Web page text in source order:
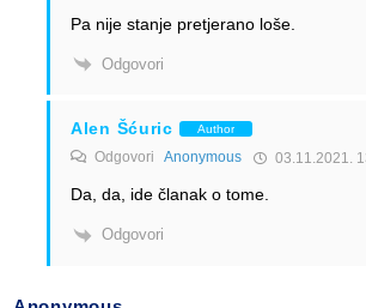
Pa nije stanje pretjerano loše.
Odgovori
Alen Šćuric Author
Odgovori Anonymous 03.11.2021.
Da, da, ide članak o tome.
Odgovori